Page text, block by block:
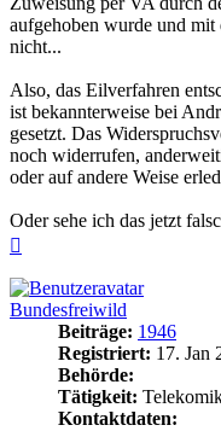
aufgehoben wurde und
nicht...
Also, das Eilverfahren
ist bekannterweise bei
gesetzt. Das
noch widerrufen,
oder auf andere Weise
Oder sehe ich das jetzt
Bundesfreiwild
Beiträge: 1946
Registriert: 17. Jan
Behörde:
Tätigkeit:
Kontaktdaten: